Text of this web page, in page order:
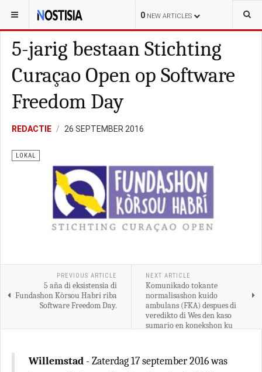
0 NEW ARTICLES
YOU ARE HERE: CURAÇAO POLITIEK
5-jarig bestaan Stichting
Curaçao Open op Software
Freedom Day
REDACTIE 26 SEPTEMBER 2016
LOKAL
PREVIOUS ARTICLE
5 aña di eksistensia di
Fundashon Kòrsou Habrí riba
Software Freedom Day.
NEXT ARTICLE
Komunikado tokante
normalisashon kuido
ambulans (FKA) despues di
veredikto di Wes den kaso
sumario en konekshon ku
Willemstad - Zaterdag 17 september 2016 was